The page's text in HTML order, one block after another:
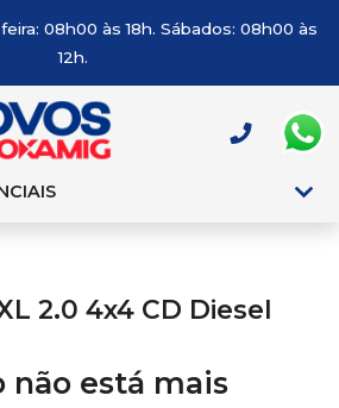
08h00 às 18h. Sábados: 08h00 às
12h.
2.0 4x4 CD Diesel
não está mais